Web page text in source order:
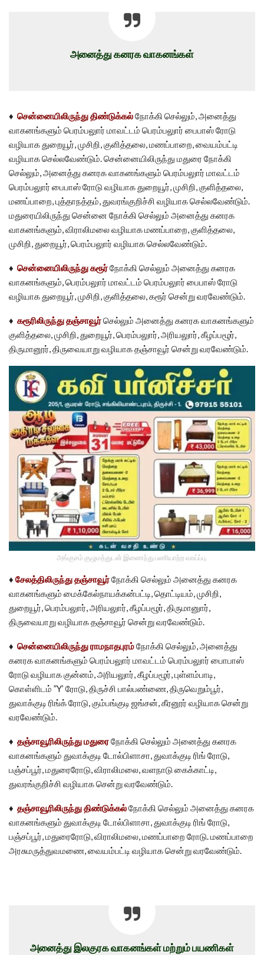
அனைத்து கனரக வாகனங்கள்
♦ சென்னையிலிருந்து திண்டுக்கல்நோக்கி செல்லும், அனைத்து
வாகனங்களும் பெரம்பலுார் மாவட்டம் பெரம்பலுார் பைபாஸ் ரோடு
வழியாக துறையூர், முசிறி, குளித்தலை, மணப்பாறை, வையம்பட்டி
வழியாக செல்லவேண்டும். சென்னையிலிருந்து மதுரை நோக்கி
செல்லும், அனைத்து கனரக வாகனங்களும் பெரம்பலுார் மாவட்டம்
பெரம்பலுார் பைபாஸ் ரோடு வழியாக துறையூர், முசிறி, குளித்தலை,
மணப்பாறை, புத்தாநத்தம், துவரங்குறிச்சி வழியாக செல்லவேண்டும்.
மதுரையிலிருந்து சென்னை நோக்கி செல்லும் அனைத்து கனரக
வாகனங்களும், விராலிமலை வழியாக மணப்பாறை, குளித்தலை,
முசிறி, துறையூர், பெரம்பலுார் வழியாக செல்லவேண்டும்.
♦ சென்னையிலிருந்து கரூர்நோக்கி செல்லும் அனைத்து கனரக
வாகனங்களும், பெரம்பலுார் மாவட்டம் பெரம்பலுார் பைபாஸ் ரோடு
வழியாக துறையூர், முசிறி, குளித்தலை, கரூர் சென்று வரவேண்டும்.
♦ கரூரிலிருந்து தஞ்சாவூர்செல்லும் அனைத்து கனரக வாகனங்களும்
குளித்தலை, முசிறி, துறையூர், பெரம்பலுார், அரியலுார், கீழப்பழூர்,
திருமானூர், திருவையாறு வழியாக தஞ்சாவூர் சென்று வரவேண்டும்.
அங்குசம் குழுமத்துடன் இணைந்து பணியாற்ற வாய்ப்பு.
♦ சேலத்திலிருந்து தஞ்சாவூர்நோக்கி செல்லும் அனைத்து கனரக
வாகனங்களும் மைக்கேல்நாயக்கன்பட்டி, தொட்டியம், முசிறி,
துறையூர், பெரம்பலுார், அரியலுார், கீழப்பழூர், திருமானுார்,
திருவையாறு வழியாக தஞ்சாவூர் சென்று வரவேண்டும்.
♦ சென்னையிலிருந்து ராமநாதபுரம்நோக்கி செல்லும், அனைத்து
கனரக வாகனங்களும் பெரம்பலுார் மாவட்டம் பெரம்பலுார் பைாபாஸ்
ரோடு வழியாக குன்னம், அரியலுார், கீழப்பழூர், புள்ளம்பாடி,
கொள்ளிடம் ”Y’ ரோடு, திருச்சி பால்பண்ணை, திருவெறும்பூர்,
துவாக்குடி ரிங்க் ரோடு, கும்பங்குடி ஜங்சன், கீரனூர் வழியாக சென்று
வரவேண்டும்.
♦ தஞ்சாவூரிலிருந்து மதுரைநோக்கி செல்லும் அனைத்து கனரக
வாகனங்களும் துவாக்குடி டோல்பிளாசா, துவாக்குடி ரிங் ரோடு,
பஞ்சப்பூர், மதுரைரோடு, விராலிமலை, வளநாடு கைக்காட்டி,
துவரங்குறிச்சி வழியாக சென்று வரவேண்டும்.
♦ தஞ்சாவூரிலிருந்து திண்டுக்கல்நோக்கி செல்லும் அனைத்து கனரக
வாகனங்களும் துவாக்குடி டோல்பிளாசா, துவாக்குடி ரிங் ரோடு,
பஞ்சப்பூர், மதுரைரோடு, விராலிமலை, மணப்பாறை ரோடு. மணப்பாறை
அரசுமருத்துவமணை, வையம்பட்டி வழியாக சென்று வரவேண்டும்.
அனைத்து இலகுரக வாகனங்கள் மற்றும் பயணிகள்